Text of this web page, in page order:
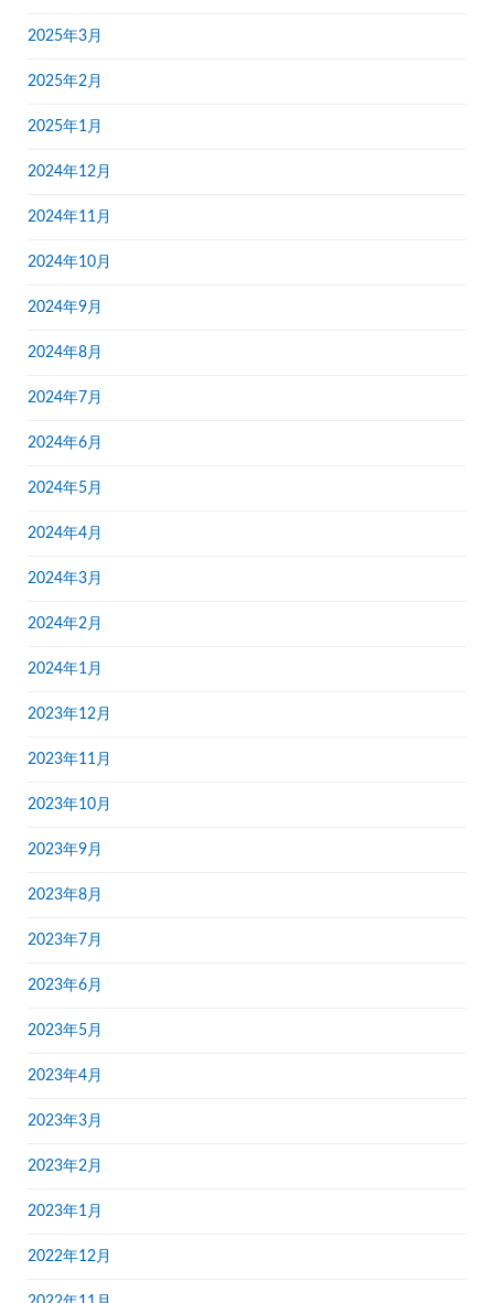
2025年3月
2025年2月
2025年1月
2024年12月
2024年11月
2024年10月
2024年9月
2024年8月
2024年7月
2024年6月
2024年5月
2024年4月
2024年3月
2024年2月
2024年1月
2023年12月
2023年11月
2023年10月
2023年9月
2023年8月
2023年7月
2023年6月
2023年5月
2023年4月
2023年3月
2023年2月
2023年1月
2022年12月